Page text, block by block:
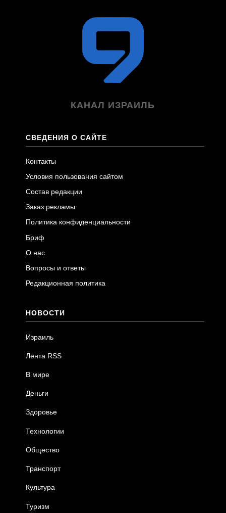
КАНАЛ ИЗРАИЛЬ
СВЕДЕНИЯ О САЙТЕ
Контакты
Условия пользования сайтом
Состав редакции
Заказ рекламы
Политика конфиденциальности
Бриф
О нас
Вопросы и ответы
Редакционная политика
НОВОСТИ
Израиль
Лента RSS
В мире
Деньги
Здоровье
Технологии
Общество
Транспорт
Культура
Туризм